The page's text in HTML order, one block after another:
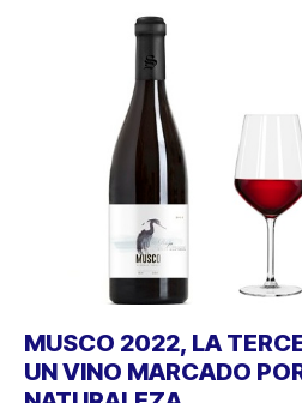
MUSCO 2022, LA
UN VINO MARCADO